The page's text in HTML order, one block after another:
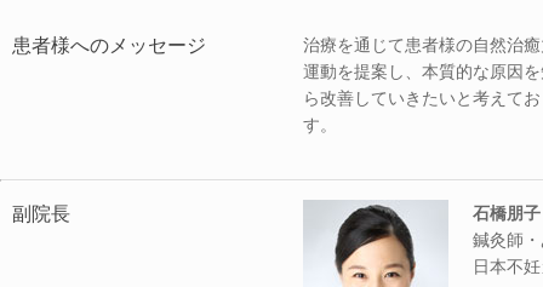
患者様へのメッセージ
治療を通じて患者様の自然治
運動を提案し、本質的な原因
ら改善していきたいと考えて
す。
副院長
石橋朋子
鍼灸師
日本不